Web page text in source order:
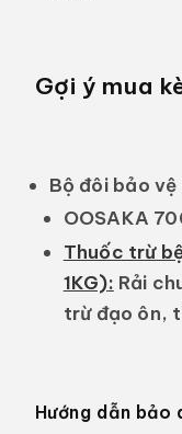
Gợi ý mua
Bộ đôi bảo vệ
OOSAKA
Thuốc trừ
1KG): Rải
trừ đạo ôn,
Hướng dẫn bảo